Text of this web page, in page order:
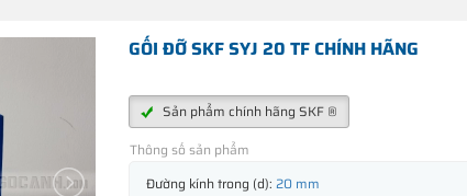
GỐI ĐỠ SKF SYJ 20 TF CHÍNH HÃNG
Sản phẩm chính hãng SKF ®
Thông số sản phẩm
Đường kính trong (d): 20 mm